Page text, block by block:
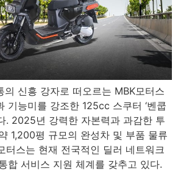
의 신흥 강자로 떠오르는 MBK모터스
기능미를 강조한 125cc 스쿠터 ‘벤쿱
. 2025년 강력한 자본력과 과감한 투
1,200평 규모의 완성차 및 부품 물류
터스는 현재 전국적인 딜러 네트워크
합 서비스 지원 체계를 갖추고 있다.